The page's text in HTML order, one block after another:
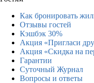
Как бронировать
Отзывы гостей
Кэшбэк 30%
Акция «Пригласи
Акция «Скидка на
Гарантии
Суточный Журнал
Вопросы и ответы